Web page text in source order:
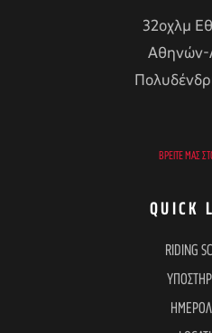
32οχλμ
Αθηνών-
ΒΡΕΊΤΕ ΜΑΣ
QUICK
RIDING